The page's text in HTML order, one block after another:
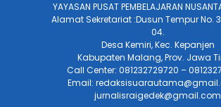
YAYASAN PUSAT PEMBELAJARAN
Alamat Sekretariat :Dusun Tempur No.
04.
Desa Kemiri, Kec. Kepanjen
Kabupaten Malang, Prov. Jawa
Call Center: 081232729720 –
Email:
jurnalisraigedek@gmail.com